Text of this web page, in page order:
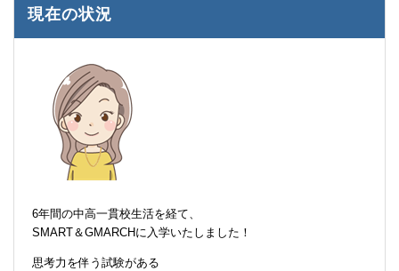
現在の状況
6年間の中高一貫校生活を経て、
SMART＆GMARCHに入学いたしました！
思考力を伴う試験がある